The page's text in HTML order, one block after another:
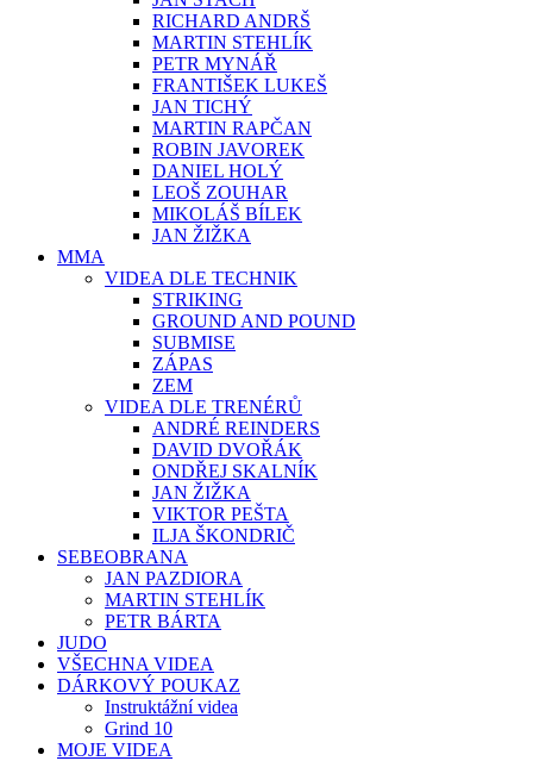
RICHARD ANDRŠ
MARTIN STEHLÍK
PETR MYNÁŘ
FRANTIŠEK LUKEŠ
JAN TICHÝ
MARTIN RAPČAN
ROBIN JAVOREK
DANIEL HOLÝ
LEOŠ ZOUHAR
MIKOLÁŠ BÍLEK
JAN ŽIŽKA
MMA
VIDEA DLE TECHNIK
STRIKING
GROUND AND POUND
SUBMISE
ZÁPAS
ZEM
VIDEA DLE TRENÉRŮ
ANDRÉ REINDERS
DAVID DVOŘÁK
ONDŘEJ SKALNÍK
JAN ŽIŽKA
VIKTOR PEŠTA
ILJA ŠKONDRIČ
SEBEOBRANA
JAN PAZDIORA
MARTIN STEHLÍK
PETR BÁRTA
JUDO
VŠECHNA VIDEA
DÁRKOVÝ POUKAZ
Instruktážní videa
Grind 10
MOJE VIDEA